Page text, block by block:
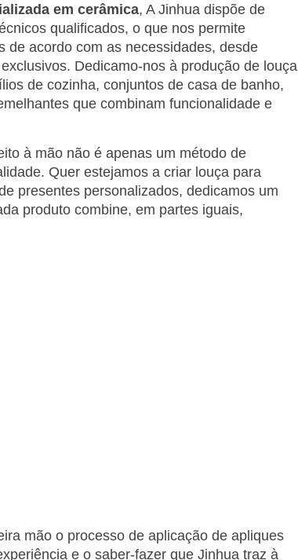
em cerâmica, A Jinhua dispõe de
qualificados, o que nos permite
de acordo com as necessidades, desde
Dedicamo-nos à produção de louça
de cozinha, conjuntos de casa de banho,
que combinam funcionalidade e
à mão não é apenas um método de
Quer estejamos a criar louça para
presentes personalizados, dedicamos um
produto combine, em partes iguais,
mão o processo de aplicação de apliques
e o saber-fazer que Jinhua traz à